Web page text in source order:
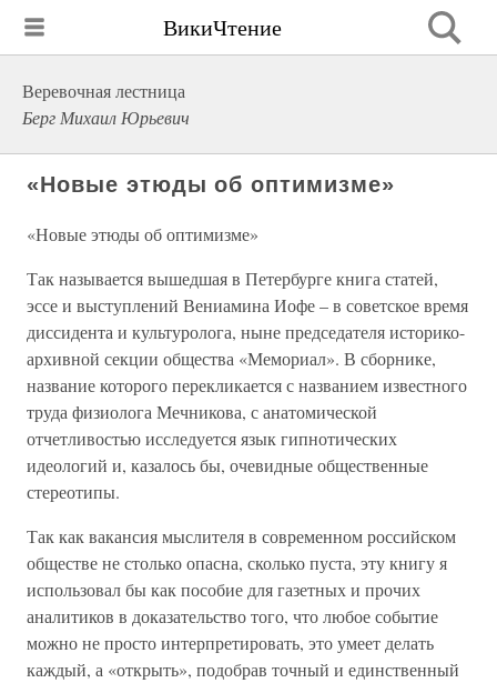
ВикиЧтение
Веревочная лестница
Берг Михаил Юрьевич
«Новые этюды об оптимизме»
«Новые этюды об оптимизме»
Так называется вышедшая в Петербурге книга статей,
эссе и выступлений Вениамина Иофе – в советское время
диссидента и культуролога, ныне председателя историко-
архивной секции общества «Мемориал». В сборнике,
название которого перекликается с названием известного
труда физиолога Мечникова, с анатомической
отчетливостью исследуется язык гипнотических
идеологий и, казалось бы, очевидные общественные
стереотипы.
Так как вакансия мыслителя в современном российском
обществе не столько опасна, сколько пуста, эту книгу я
использовал бы как пособие для газетных и прочих
аналитиков в доказательство того, что любое событие
можно не просто интерпретировать, это умеет делать
каждый, а «открыть», подобрав точный и единственный